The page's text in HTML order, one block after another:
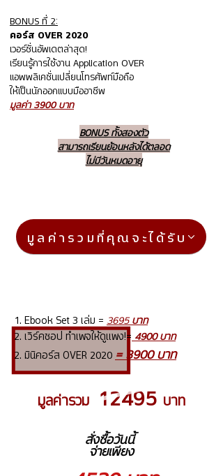
BONUS ที่ 2:
คอร์ส OVER 2020
เวอร์ชั่นอัพเดตล่าสุด!
เรียนรู้การใช้งาน Application OVER
แอพพลิเคชั่นเปลี่ยนโทรศัพท์มือถือ
ให้เป็นนักออกแบบมืออาชีพ
มูลค่า 3900 บาท
BONUS ทั้งสองตัว
สามารถเรียนย้อนหลังได้ตลอด
ไม่มีวันหมดอายุ
มูลค่ารวมที่คุณจะได้รับ
1. Ebook Set 3 เล่ม = 3695บาท
2.เวิร์คชอป ทำเพจให้ดูแพง!= 4900 บาท
2. มินิคอร์ส OVER 2020 = 3900 บาท
มูลค่ารวม 12495 บาท
สั่งซื้อวันนี้
จ่ายเพียง